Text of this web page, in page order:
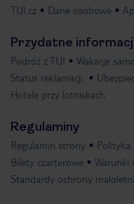
TUI.cz
Dane osobowe
Przydatne
Podróż z TUI Wakacje
Status reklamacji
Hotele przy lotniskach
Regulaminy
Regulamin strony Polityka
Bilety czarterowe
Warunki
Standardy ochrony